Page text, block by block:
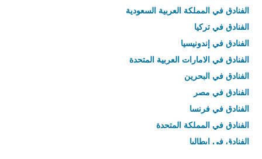
الفنادق في المملكة العربية السعودية
الفنادق في تركيا
الفنادق في إندونيسيا
الفنادق في الامارات العربية المتحدة
الفنادق في البحرين
الفنادق في مصر
الفنادق في فرنسا
الفنادق في المملكة المتحدة
الفنادق في إيطاليا